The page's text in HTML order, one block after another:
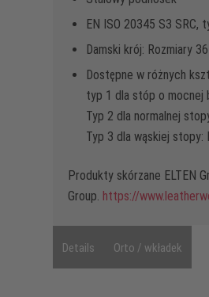
EN ISO 20345 S3 SRC,
Damski krój: Rozmiary
Dostępne w różnych
typ 1 dla stóp o mocnej
Typ 2 dla normalnej
Typ 3 dla wąskiej stopy:
Produkty skórzane ELTEN
Group. https://
Details Orto / wkładek